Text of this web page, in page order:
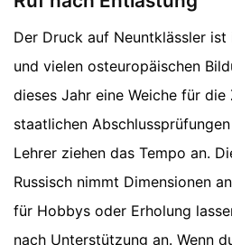
Der Druck auf Neuntklässler ist
und vielen osteuropäischen
dieses Jahr eine Weiche für
staatlichen
Lehrer ziehen das Tempo an.
Russisch nimmt Dimensionen
für Hobbys oder Erholung
nach Unterstützung an. Wenn